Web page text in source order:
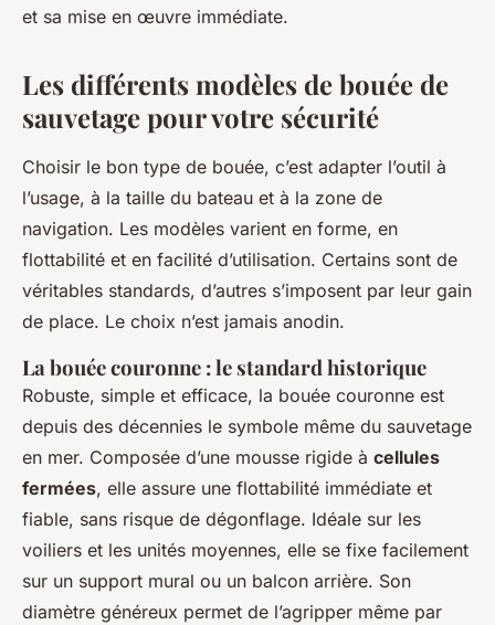
et sa mise en œuvre immédiate.
Les différents modèles de bouée de
sauvetage pour votre sécurité
Choisir le bon type de bouée, c’est adapter l’outil à
l’usage, à la taille du bateau et à la zone de
navigation. Les modèles varient en forme, en
flottabilité et en facilité d’utilisation. Certains sont de
véritables standards, d’autres s’imposent par leur gain
de place. Le choix n’est jamais anodin.
La bouée couronne : le standard historique
Robuste, simple et efficace, la bouée couronne est
depuis des décennies le symbole même du sauvetage
en mer. Composée d’une mousse rigide à cellules
fermées, elle assure une flottabilité immédiate et
fiable, sans risque de dégonflage. Idéale sur les
voiliers et les unités moyennes, elle se fixe facilement
sur un support mural ou un balcon arrière. Son
diamètre généreux permet de l’agripper même par